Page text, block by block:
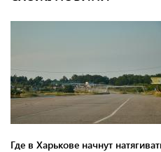
Где в Харькове начнут